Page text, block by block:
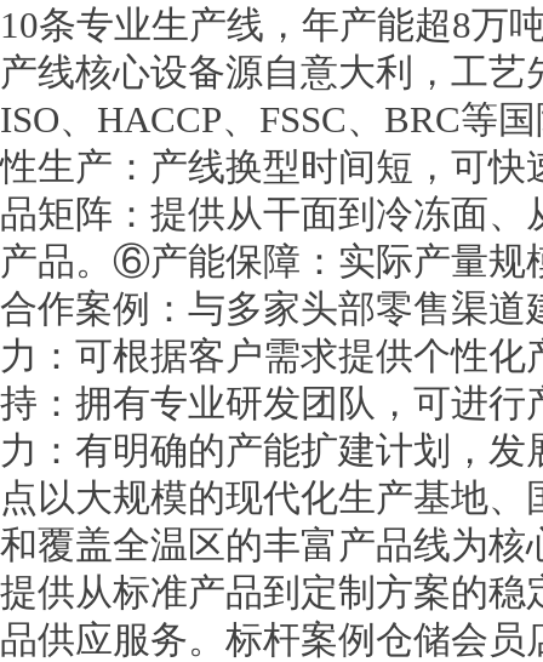
10条专业生产线，年产能超8万
产线核心设备源自意大利，工
ISO、HACCP、FSSC、BRC等
性生产：产线换型时间短，可
品矩阵：提供从干面到冷冻面
产品。⑥产能保障：实际产量
合作案例：与多家头部零售渠
力：可根据客户需求提供个性
持：拥有专业研发团队，可进
力：有明确的产能扩建计划，
点以大规模的现代化生产基地
和覆盖全温区的丰富产品线为
提供从标准产品到定制方案的
品供应服务。标杆案例仓储会